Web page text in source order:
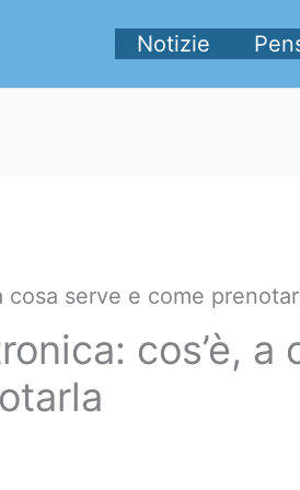
Notizie
serve e come
cos’è, a